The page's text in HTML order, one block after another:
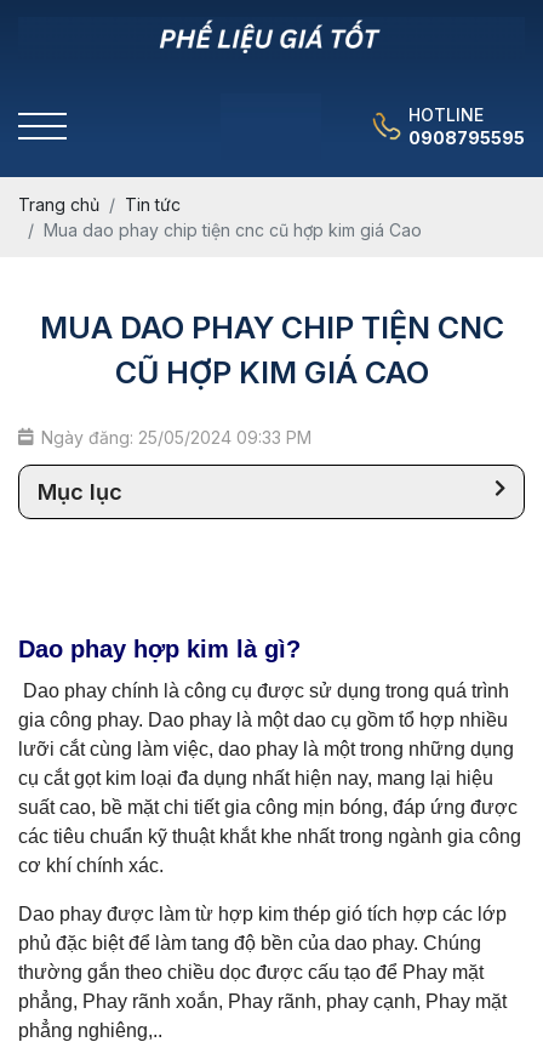
HOTLINE
0908795595
Trang chủ
Tin tức
Mua dao phay chip tiện cnc cũ hợp kim giá Cao
MUA DAO PHAY CHIP TIỆN CNC
CŨ HỢP KIM GIÁ CAO
Ngày đăng: 25/05/2024 09:33 PM
Mục lục
Dao phay hợp kim là gì?
Dao phay chính là công cụ được sử dụng trong quá trình
gia công phay. Dao phay là một dao cụ gồm tổ hợp nhiều
lưỡi cắt cùng làm việc, dao phay là một trong những dụng
cụ cắt gọt kim loại đa dụng nhất hiện nay, mang lại hiệu
suất cao, bề mặt chi tiết gia công mịn bóng, đáp ứng được
các tiêu chuẩn kỹ thuật khắt khe nhất trong ngành gia công
cơ khí chính xác.
Dao phay được làm từ hợp kim thép gió tích hợp các lớp
phủ đặc biệt để làm tang độ bền của dao phay. Chúng
thường gắn theo chiều dọc được cấu tạo để Phay mặt
phẳng, Phay rãnh xoắn, Phay rãnh, phay cạnh, Phay mặt
phẳng nghiêng,..